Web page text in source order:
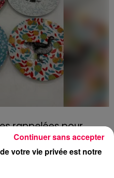
rappelées pour
deux assiettes en
et 2022 par Linvosges.
votre vie privée est notre
Continuer sans accepter